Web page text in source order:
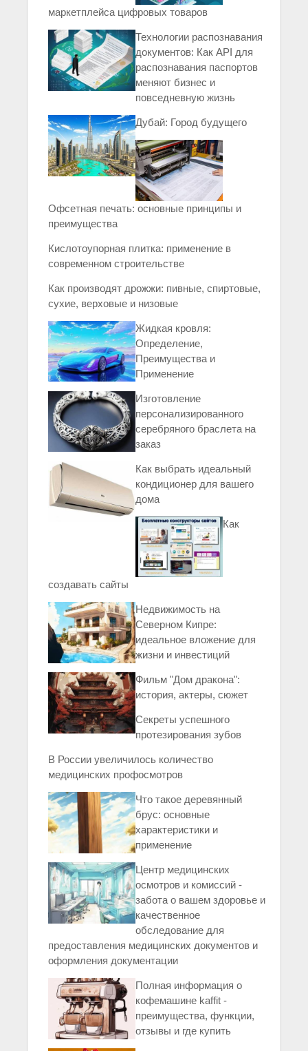
маркетплейса цифровых товаров
Технологии распознавания
документов: Как API для
распознавания паспортов
меняют бизнес и
повседневную жизнь
Дубай: Город будущего
Офсетная печать: основные принципы и
преимущества
Кислотоупорная плитка: применение в
современном строительстве
Как производят дрожжи: пивные, спиртовые,
сухие, верховые и низовые
Жидкая кровля:
Определение,
Преимущества и
Применение
Изготовление
персонализированного
серебряного браслета на
заказ
Как выбрать идеальный
кондиционер для вашего
дома
Как
создавать сайты
Недвижимость на
Северном Кипре:
идеальное вложение для
жизни и инвестиций
Фильм "Дом дракона":
история, актеры, сюжет
Секреты успешного
протезирования зубов
В России увеличилось количество
медицинских профосмотров
Что такое деревянный
брус: основные
характеристики и
применение
Центр медицинских
осмотров и комиссий -
забота о вашем здоровье и
качественное
обследование для
предоставления медицинских документов и
оформления документации
Полная информация о
кофемашине kaffit -
преимущества, функции,
отзывы и где купить